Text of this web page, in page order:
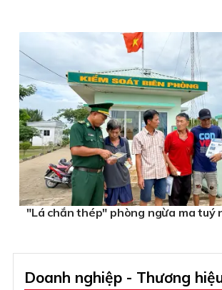
"Lá chắn thép" phòng ngừa ma tuý
Doanh nghiệp - Thương